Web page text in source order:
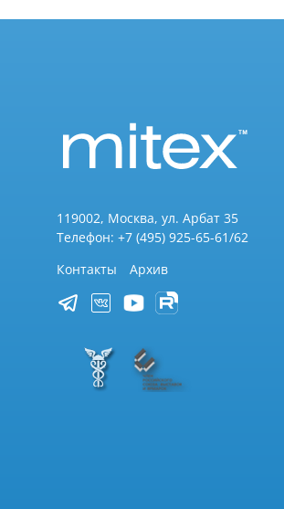
119002, Москва, ул. Арбат 35
Телефон: +7 (495) 925-65-61/62
Контакты
Архив